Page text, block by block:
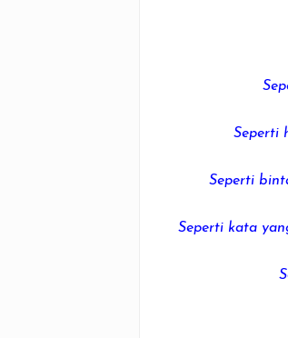
Seperti
Seperti
Seperti kata